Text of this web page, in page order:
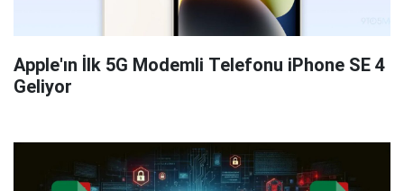
Apple'ın İlk 5G Modemli Telefonu iPhone SE 4
Geliyor